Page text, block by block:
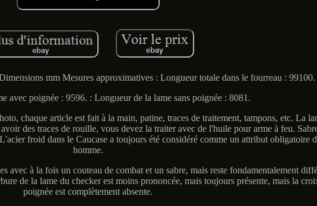
mm Mesures approximatives : Longueur totale dans le fourreau : 99100.
avec poignée : 9596. : Longueur de la lame sans poignée : 8081.
chaque article est fait à la main, patine, traces de traitement, tampons, etc. La
des traces de rouille, vous devez la traiter avec de l'huile pour arme à feu.
froid dans le Caucase a toujours été considéré comme un attribut obligatoire
homme.
avec à la fois un couteau de combat et un sabre, mais reste fondamentalement
de la lame du checker est moins prononcée, mais toujours présente, mais la
poignée est complètement absente.